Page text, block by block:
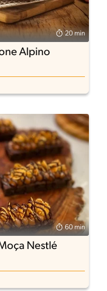
20 min
Alpino
60 min
Nestlé